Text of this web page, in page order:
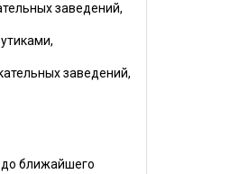
заведений,
заведений,
до ближайшего